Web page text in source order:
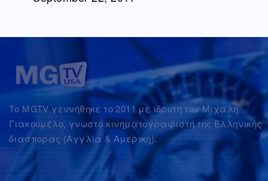
Το MGTV γεννήθηκε το 2011 με ιδρυτή τον Μιχάλη
Γιακουμέλο, γνωστό κινηματογραφιστή της Ελληνικής
διασποράς (Αγγλία & Αμερική).